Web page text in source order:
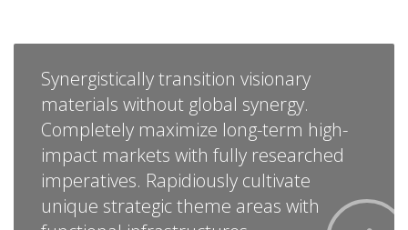
Synergistically transition visionary
materials without global synergy.
Completely maximize long-term high-
impact markets with fully researched
imperatives. Rapidiously cultivate
unique strategic theme areas with